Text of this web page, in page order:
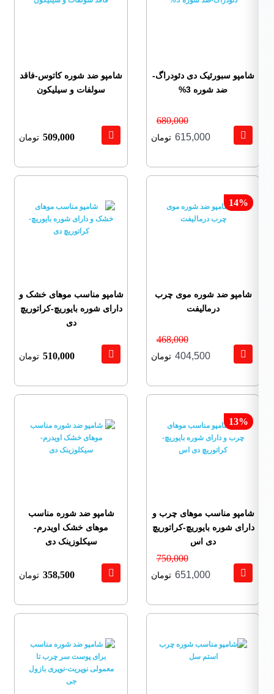
شامپو سبورئیک دی دئودراگ-
ضد شوره 3%
680,000
615,000 تومان
شامپو ضد شوره کاتوس-فاقد
سولفات و سیلیکون
509,000 تومان
14%
شامپو ضد شوره موی چرب
درمالیفت
468,000
404,500 تومان
شامپو مناسب موهای خشک و
دارای شوره بایوریچ-کراتوریچ
510,000 تومان
13%
شامپو مناسب موهای چرب و
دارای شوره بایوریچ-کراتوریچ
دی اس
750,000
651,000 تومان
شامپو ضد شوره مناسب
موهای خشک اویدرم-
سیکلوزینک دی
358,500 تومان